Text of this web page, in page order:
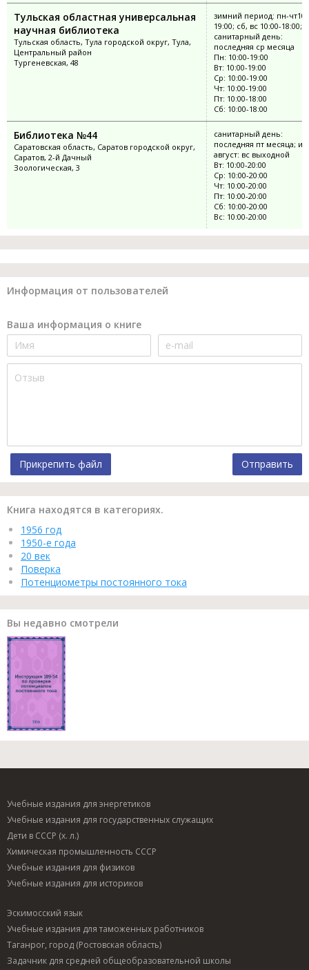
Тульская областная универсальная
научная библиотека
Тульская область, Тула городской округ, Тула,
Центральный район
Тургеневская, 48
зимний период: пн-
19:00; сб, вс 10:00-18:00;
санитарный день:
последняя ср месяца
Пн: 10:00-19:00
Вт: 10:00-19:00
Ср: 10:00-19:00
Чт: 10:00-19:00
Пт: 10:00-18:00
Сб: 10:00-18:00
Библиотека №44
Саратовская область, Саратов городской округ,
Саратов, 2-й Дачный
Зоологическая, 3
санитарный день:
последняя пт месяца;
август: вс выходной
Вт: 10:00-20:00
Ср: 10:00-20:00
Чт: 10:00-20:00
Пт: 10:00-20:00
Сб: 10:00-20:00
Вс: 10:00-20:00
Информация от пользователей
Ваша информация о книге
Прикрепить файл Отправить
Книга находятся в категориях.
1956 год
1950-е года
20 век
Поверка
Потенциометры постоянного тока
Вы недавно смотрели
Учебные издания для энергетиков
Учебные издания для государственных служащих
Дети в СССР (х. л.)
Химическая промышленность СССР
Учебные издания для физиков
Учебные издания для историков
Эскимосский язык
Учебные издания для таможенных работников
Таганрог, город (Ростовская область)
Задачник для средней общеобразовательной школы